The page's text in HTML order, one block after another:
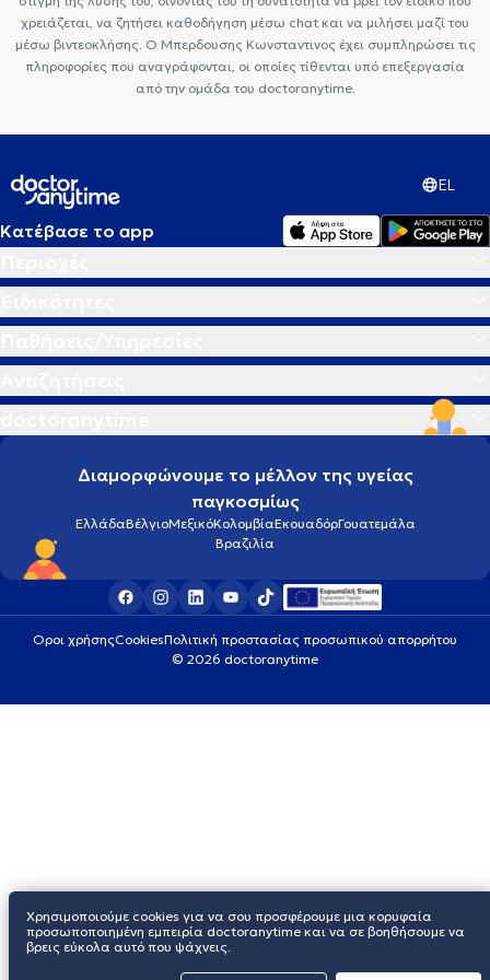
Ορθοπαιδικοί και Ορθοπαιδικοί Χειρουργοί στου Γκύζη
χρειάζεται, να ζητήσει καθοδήγηση μέσω chat και να μιλήσει μαζί του
μέσω βιντεοκλήσης. Ο Μπερδουσης Κωνσταντινος έχει συμπληρώσει τις
πληροφορίες που αναγράφονται, οι οποίες τίθενται υπό επεξεργασία
από την ομάδα του doctoranytime.
EL
Κατέβασε το app
Διαμορφώνουμε το μέλλον της υγείας
παγκοσμίως
ΕλλάδαΒέλγιοΜεξικόΚολομβίαΕκουαδόρΓουατεμάλα
Βραζιλία
Οροι χρήσηςCookiesΠολιτική προστασίας προσωπικού απορρήτου
© 2026 doctoranytime
Χρησιμοποιούμε cookies για να σου προσφέρουμε μια κορυφαία
προσωποποιημένη εμπειρία doctoranytime και να σε βοηθήσουμε να
βρεις εύκολα αυτό που ψάχνεις.